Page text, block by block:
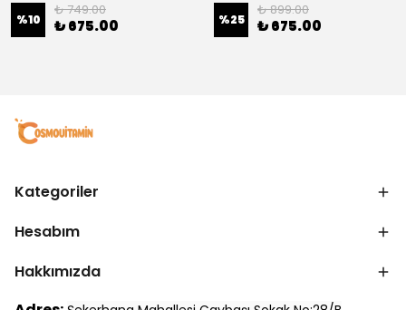
%10
₺ 749.00
₺ 675.00 %25
₺ 899.00
₺ 675.00
Kategoriler
Hesabım
Hakkımızda